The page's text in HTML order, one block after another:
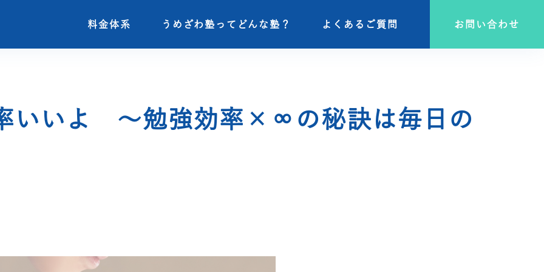
料金体系 うめざわ塾ってどんな塾？ よくあるご質問 お問い合わせ
料金体系 うめざわ塾ってどんな塾？ よくあるご質問 お問い合わせ
いいよ ～勉強効率×∞の秘訣は毎日の